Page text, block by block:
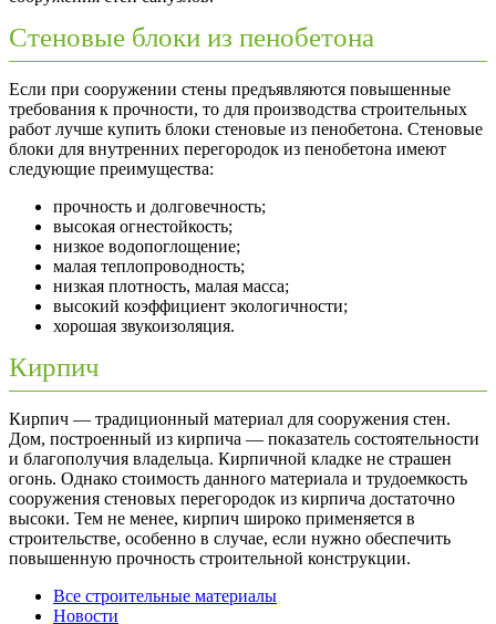
Стеновые блоки из пенобетона
Если при сооружении стены предъявляются повышенные
требования к прочности, то для производства строительных
работ лучше купить блоки стеновые из пенобетона. Стеновые
блоки для внутренних перегородок из пенобетона имеют
следующие преимущества:
прочность и долговечность;
высокая огнестойкость;
низкое водопоглощение;
малая теплопроводность;
низкая плотность, малая масса;
высокий коэффициент экологичности;
хорошая звукоизоляция.
Кирпич
Кирпич — традиционный материал для сооружения стен.
Дом, построенный из кирпича — показатель состоятельности
и благополучия владельца. Кирпичной кладке не страшен
огонь. Однако стоимость данного материала и трудоемкость
сооружения стеновых перегородок из кирпича достаточно
высоки. Тем не менее, кирпич широко применяется в
строительстве, особенно в случае, если нужно обеспечить
повышенную прочность строительной конструкции.
Все строительные материалы
Новости